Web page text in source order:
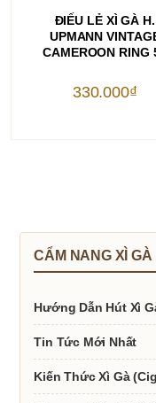
THÊM VÀO GIỎ
ĐIẾU LẺ XÌ GÀ H.
UPMANN
CAMEROON RING
330.000₫
CẨM NANG XÌ GÀ
Hướng Dẫn Hút Xì
Tin Tức Mới Nhất
Kiến Thức Xì Gà